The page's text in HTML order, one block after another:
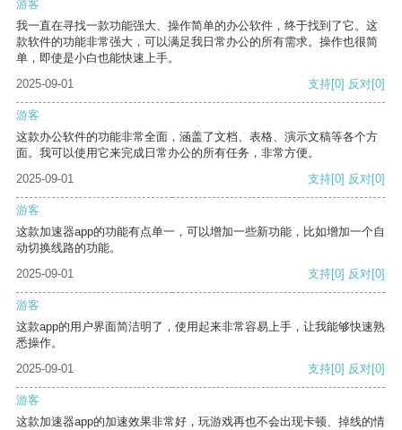
游客
我一直在寻找一款功能强大、操作简单的办公软件，终于找到了它。这
款软件的功能非常强大，可以满足我日常办公的所有需求。操作也很简
单，即使是小白也能快速上手。
2025-09-01
支持[0] 反对[0]
游客
这款办公软件的功能非常全面，涵盖了文档、表格、演示文稿等各个方
面。我可以使用它来完成日常办公的所有任务，非常方便。
2025-09-01
支持[0] 反对[0]
游客
这款加速器app的功能有点单一，可以增加一些新功能，比如增加一个自
动切换线路的功能。
2025-09-01
支持[0] 反对[0]
游客
这款app的用户界面简洁明了，使用起来非常容易上手，让我能够快速熟
悉操作。
2025-09-01
支持[0] 反对[0]
游客
这款加速器app的加速效果非常好，玩游戏再也不会出现卡顿、掉线的情